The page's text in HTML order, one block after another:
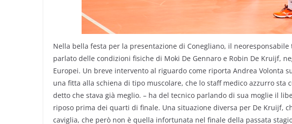
Nella bella festa per la presentazione di Conegliano, il neoresponsabile
parlato delle condizioni fisiche di Moki De Gennaro e Robin De Kruijf,
Europei. Un breve intervento al riguardo come riporta Andrea Volonta
una fitta alla schiena di tipo muscolare, che lo staff medico azzurro sta
detto che stava già meglio. – ha del tecnico parlando di sua moglie il
riposo prima dei quarti di finale. Una situazione diversa per De Kruijf,
caviglia, che però non è quella infortunata nel finale della passata